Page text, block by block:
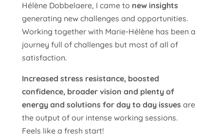
Hélène Dobbelaere, I came to new insights
generating new challenges and opportunities.
Working together with Marie-Hélène has been a
journey full of challenges but most of all of
satisfaction.
Increased stress resistance, boosted
confidence, broader vision and plenty of
energy and solutions for day to day issues are
the output of our intense working sessions.
Feels like a fresh start!